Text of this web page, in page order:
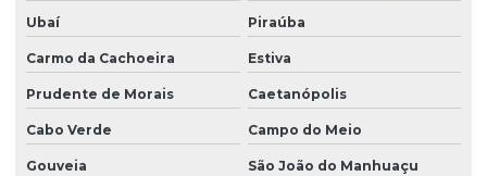
Ubaí Piraúba
Carmo da Cachoeira Estiva
Prudente de Morais Caetanópolis
Cabo Verde Campo do Meio
Gouveia São João do Manhuaçu